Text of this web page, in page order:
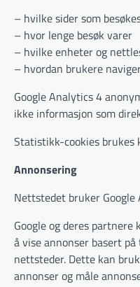
– hvilke sider som
– hvor lenge besøk varer
– hvilke enheter og
– hvordan brukere
Google Analytics 4
ikke informasjon som
Statistikk-cookies brukes
Annonsering
Nettstedet bruker Google
Google og deres
å vise annonser basert
nettsteder. Dette kan
annonser og måle